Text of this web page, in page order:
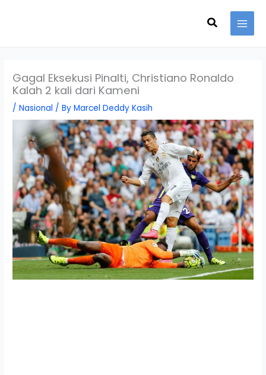
Search
Gagal Eksekusi Pinalti, Christiano Ronaldo
Kalah 2 kali dari Kameni
/Nasional / ByMarcel Deddy Kasih